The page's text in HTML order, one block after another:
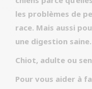
les problèmes de
race. Mais aussi
une digestion saine.
Chiot, adulte ou
Pour vous aider à